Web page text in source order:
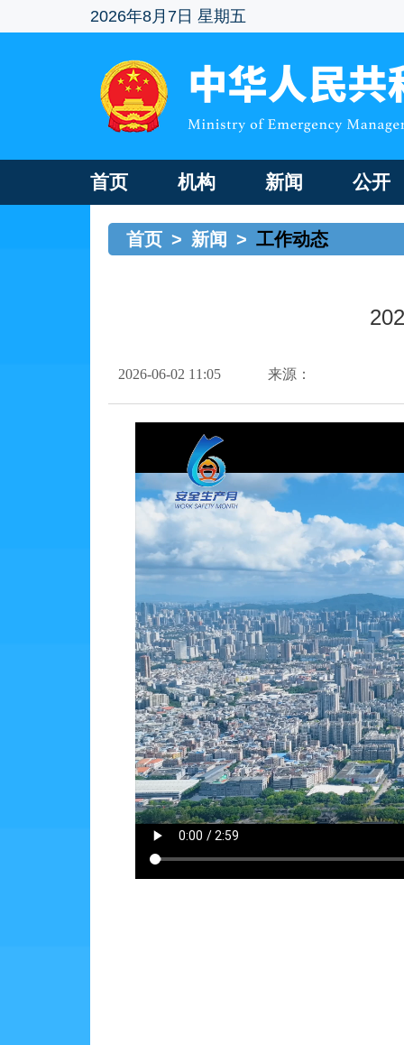
2026年8月7日 星期五
首页 机构 新闻 公开
首页 > 新闻 > 工作动态
2026-06-02 11:05 来源：